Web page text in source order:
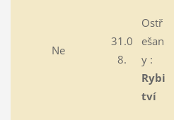
Ne
31.0
8.
Ostř
ešan
y :
Rybi
tví